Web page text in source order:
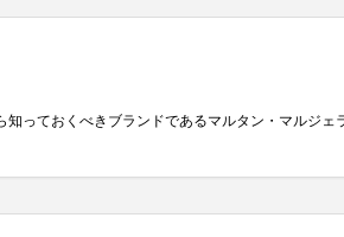
っておくべきブランドであるマルタン・マルジェ